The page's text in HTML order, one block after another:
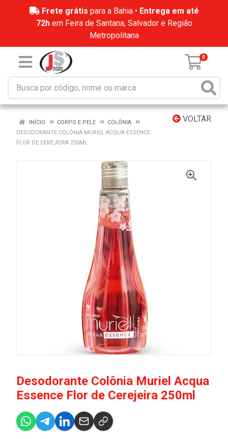
Frete grátis para a Bahia • Entrega em até
72hem Feira de Santana, Salvador e Região
Metropolitana
0
VOLTAR
INÍCIO CORPO E PELE
COLÔNIA
DESODORANTE COLÔNIA MURIEL ACQUA ESSENCE
FLOR DE CEREJEIRA 250ML
Desodorante Colônia Muriel Acqua
Essence Flor de Cerejeira 250ml